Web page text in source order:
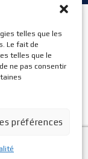
telles que les
Le fait de
telles que le
ne pas consentir
préférences